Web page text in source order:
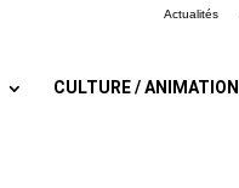
Actualités
CULTURE / ANIMATION